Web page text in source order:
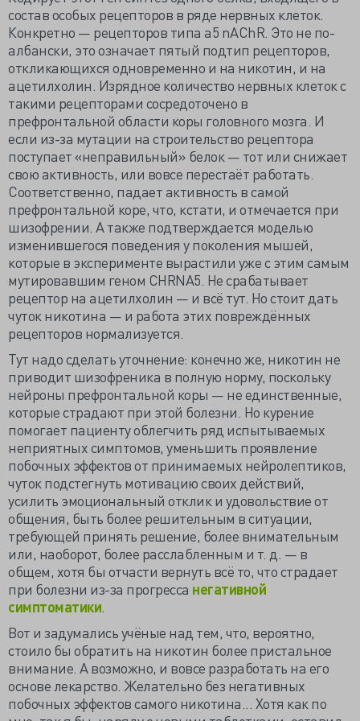
состав особых рецепторов в ряде нервных клеток.
Конкретно — рецепторов типа а5 nAChR. Это не по-
албански, это означает пятый подтип рецепторов,
откликающихся одновременно и на никотин, и на
ацетилхолин. Изрядное количество нервных клеток с
такими рецепторами сосредоточено в
префронтальной области коры головного мозга. И
если из-за мутации на строительство рецептора
поступает «неправильный» белок — тот или снижает
свою активность, или вовсе перестаёт работать.
Соответственно, падает активность в самой
префронтальной коре, что, кстати, и отмечается при
шизофрении. А также подтверждается моделью
изменившегося поведения у поколения мышей,
которые в эксперименте вырастили уже с этим самым
мутировавшим геном CHRNA5. Не срабатывает
рецептор на ацетилхолин — и всё тут. Но стоит дать
чуток никотина — и работа этих повреждённых
рецепторов нормализуется.
Тут надо сделать уточнение: конечно же, никотин не
приводит шизофреника в полную норму, поскольку
нейроны префронтальной коры — не единственные,
которые страдают при этой болезни. Но курение
помогает пациенту облегчить ряд испытываемых
неприятных симптомов, уменьшить проявление
побочных эффектов от принимаемых нейролептиков,
чуток подстегнуть мотивацию своих действий,
усилить эмоциональный отклик и удовольствие от
общения, быть более решительным в ситуации,
требующей принять решение, более внимательным
или, наоборот, более расслабленным и т. д. — в
общем, хотя бы отчасти вернуть всё то, что страдает
при болезни из-за прогресса негативной
симптоматики
Вот и задумались учёные над тем, что, вероятно,
стоило бы обратить на никотин более пристальное
внимание. А возможно, и вовсе разработать на его
основе лекарство. Желательно без негативных
побочных эффектов самого никотина... Хотя как по